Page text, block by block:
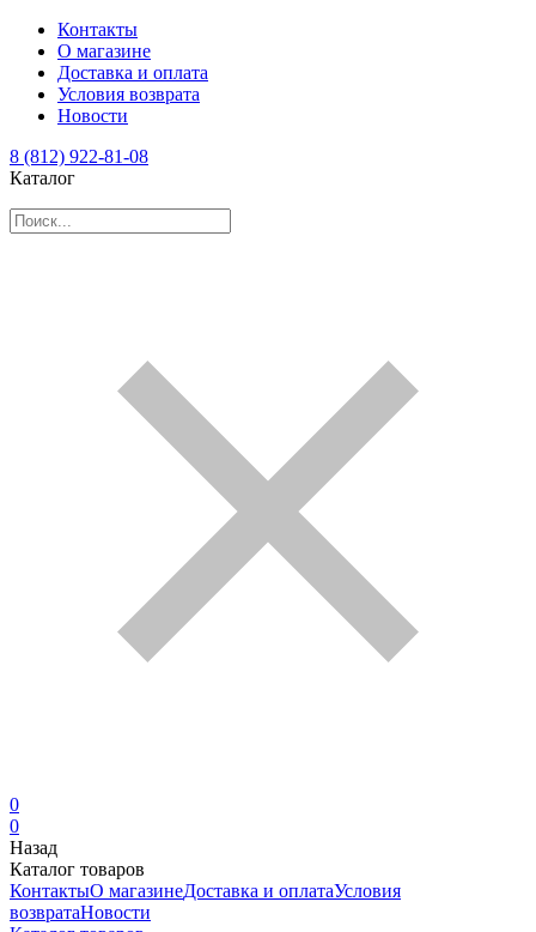
Контакты
О магазине
Доставка и оплата
Условия возврата
Новости
8 (812) 922-81-08
Каталог
0
0
Назад
Каталог товаров
КонтактыО магазинеДоставка и оплатаУсловия
возвратаНовости